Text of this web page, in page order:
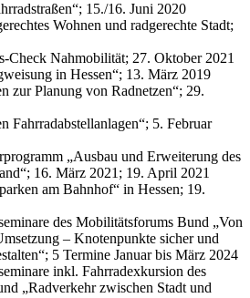
15./16. Juni 2020
Wohnen und radgerechte Stadt;
Check Nahmobilität; 27. Oktober 2021
in Hessen“; 13. März 2019
zur Planung von Radnetzen“; 29.
Fahrradabstellanlagen“; 5. Februar
„Ausbau und Erweiterung des
16. März 2021; 19. April 2021
am Bahnhof“ in Hessen; 19.
des Mobilitätsforums Bund „Von
– Knotenpunkte sicher und
5 Termine Januar bis März 2024
inkl. Fahrradexkursion des
„Radverkehr zwischen Stadt und